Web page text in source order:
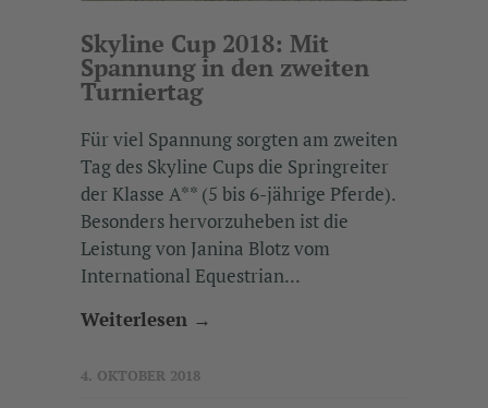
Skyline Cup 2018: Mit
Spannung in den zweiten
Turniertag
Für viel Spannung sorgten am zweiten
Tag des Skyline Cups die Springreiter
der Klasse A** (5 bis 6-jährige Pferde).
Besonders hervorzuheben ist die
Leistung von Janina Blotz vom
International Equestrian...
Weiterlesen →
4. OKTOBER 2018